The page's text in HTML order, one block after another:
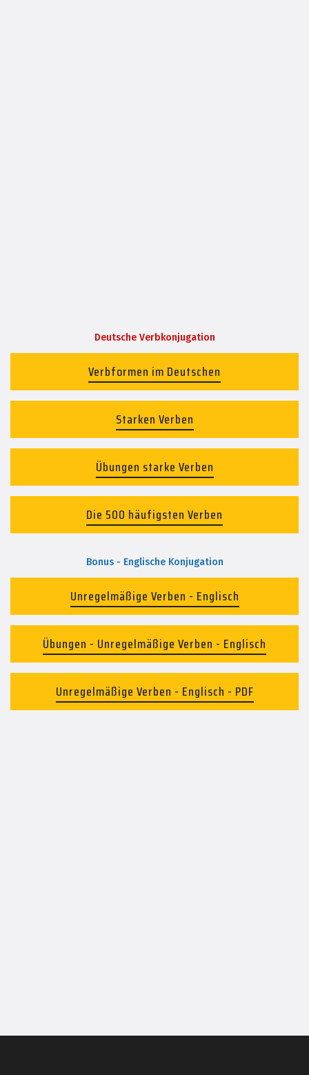
Deutsche Verbkonjugation
Verbformen im Deutschen
Starken Verben
Übungen starke Verben
Die 500 häufigsten Verben
Bonus - Englische Konjugation
Unregelmäßige Verben - Englisch
Übungen - Unregelmäßige Verben - Englisch
Unregelmäßige Verben - Englisch - PDF